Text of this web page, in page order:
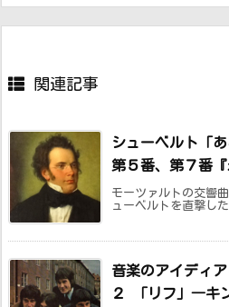
関連記事
シューベルト「
第５番、第７番『
モーツァルトの交響
ューベルトを直撃し
音楽のアイディ
２ 「リフ」―キ